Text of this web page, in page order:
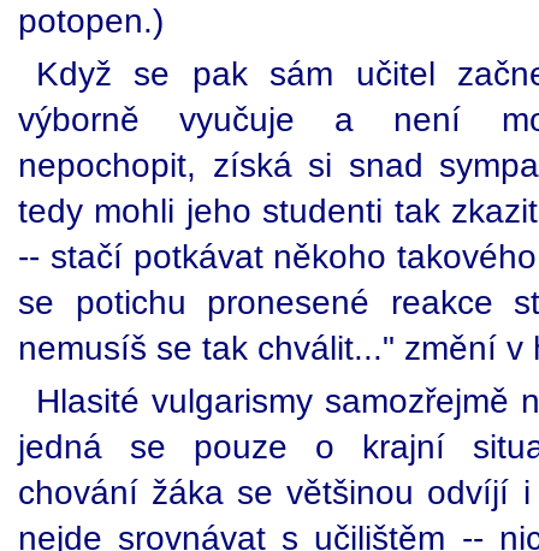
potopen.)
Když se pak sám učitel
výborně vyučuje a není
nepochopit, získá si snad
tedy mohli jeho studenti tak
-- stačí potkávat někoho
se potichu pronesené reakce
nemusíš se tak chválit..." změní v
Hlasité vulgarismy samozřejmě
jedná se pouze o krajní
chování žáka se většinou odvíjí
nejde srovnávat s učilištěm --